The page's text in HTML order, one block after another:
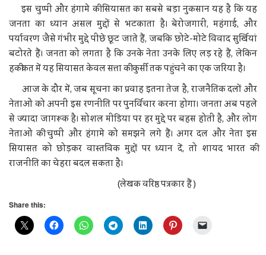
इस चुप्पी और हंगामे की सियासत का सबसे बड़ा नुकसान यह है कि यह
जनता का ध्यान असल मुद्दों से भटकाता है। बेरोजगारी, महंगाई, और
पर्यावरण जैसे गंभीर मुद्दे पीछे छूट जाते हैं, जबकि छोटे-मोटे विवाद सुर्खियां
बटोरते हैं। जनता को लगता है कि उनके नेता उनके लिए लड़ रहे हैं, लेकिन
हकीकत में यह सियासत केवल सत्ता की कुर्सी तक पहुंचने का एक जरिया है।
आज के दौर में, जब सूचना का प्रवाह इतना तेज है, राजनैतिक दलों और
नेताओं को अपनी इस रणनीति पर पुनर्विचार करना होगा। जनता अब पहले
से ज्यादा जागरूक है। सोशल मीडिया पर हर मुद्दे पर बहस होती है, और लोग
नेताओं की चुप्पी और हंगामे को समझने लगे हैं। अगर दल और नेता इस
सियासत को छोड़कर वास्तविक मुद्दों पर ध्यान दें, तो शायद भारत की
राजनीति का चेहरा बदल सकता है।
(लेखक वरिष्ठ पत्रकार हैं )
Share this: